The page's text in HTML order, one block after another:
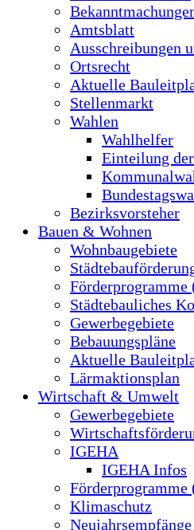
Amtsblatt
Ausschreibungen
Ortsrecht
Aktuelle
Stellenmarkt
Wahlen
Wahlhelfer
Einteilung
Bezirksvorsteher
Bauen & Wohnen
Wohnbaugebiete
Förderprogramme
Städtebauliches
Gewerbegebiete
Bebauungspläne
Aktuelle
Lärmaktionsplan
Wirtschaft & Umwelt
Gewerbegebiete
IGEHA
IGEHA Infos
Förderprogramme
Klimaschutz
Neujahrsempfänge